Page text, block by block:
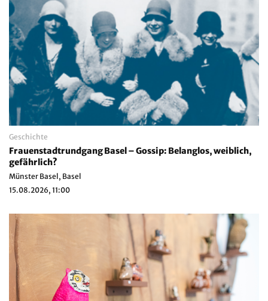
Geschichte
Frauenstadtrundgang Basel – Gossip: Belanglos, weiblich,
gefährlich?
Münster Basel, Basel
15.08.2026, 11:00